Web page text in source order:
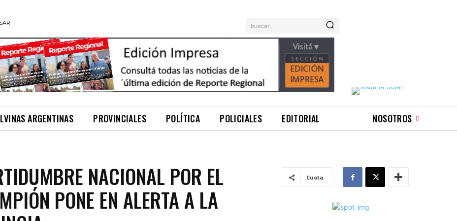
buscar
ARGENTINAS PROVINCIALES POLÍTICA POLICIALES EDITORIAL NOSOTROS
NACIONAL POR EL
PONE EN ALERTA A LA
Cuota